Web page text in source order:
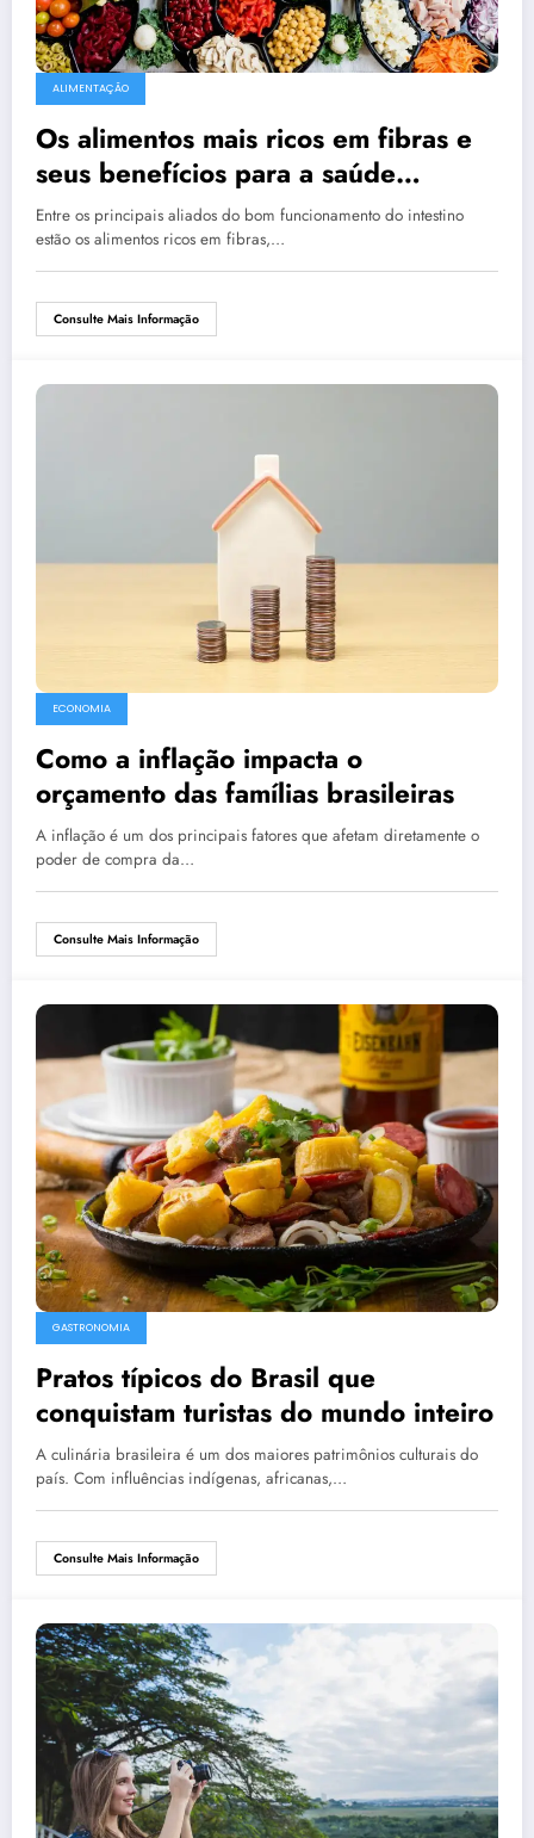
ALIMENTAÇÃO
Os alimentos mais ricos em fibras e
seus benefícios para a saúde
intestinal
Entre os principais aliados do bom funcionamento do intestino
estão os alimentos ricos em fibras,…
Consulte Mais Informação
ECONOMIA
Como a inflação impacta o
orçamento das famílias brasileiras
A inflação é um dos principais fatores que afetam diretamente o
poder de compra da…
Consulte Mais Informação
GASTRONOMIA
Pratos típicos do Brasil que
conquistam turistas do mundo inteiro
A culinária brasileira é um dos maiores patrimônios culturais do
país. Com influências indígenas, africanas,…
Consulte Mais Informação